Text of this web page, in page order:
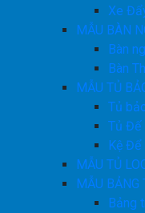
Xe
MẪU BÀN
Bàn
Bàn
MẪU TỦ
Tủ
Tủ Đế
Kệ Để
MẪU TỦ
MẪU BẢNG
Bảng